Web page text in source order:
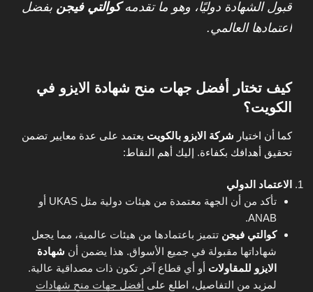
قبول الشهادة دوليًا، وهو ما تقدمهكوالتي فيجن بفضل
اعتمادها العالمي.
كيف تختار أفضل جهات منح شهادة الايزو في
الكويت؟
كما أن اختيار شركة الايزو بالكويت يعتمد على عدة معايير تضمن
تحقيق أهدافك بكفاءة. إليك أهم النقاط:
الاعتماد الدولي
تأكد من أن الجهة معتمدة من هيئات دولية مثل UKAS أو
ANAB.
كوالتي فيجن تتميز باعتمادها من هيئات عالمية، مما يجعل
شهاداتها مقبولة في جميع الأسواق. هذا يضمن أن شهادة
الايزو للمقاولات أو أي قطاع آخر تكون ذات مصداقية عالية.
لمزيد من التفاصيل، اطلع على أفضل جهات منح شهادات